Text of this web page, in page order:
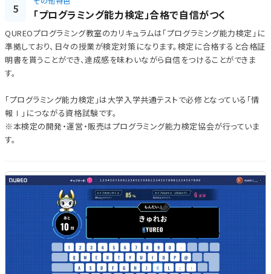
5 「プログラミング能力検定」合格で自信がつく
QUREOプログラミング教室のカリキュラムは「プログラミング能力検定」に
準拠しており、日々の授業が検定対策になります。検定に合格すると合格証
明書を貰うことができ、達成感を味わいながら自信をつけることができま
す。
「プログラミング能力検定」は大学入学共通テストで必修となっている「情
報Ⅰ」につながる資格試験です。
※本検定の開発・運営・販売はプログラミング能力検定協会が行っていま
す。